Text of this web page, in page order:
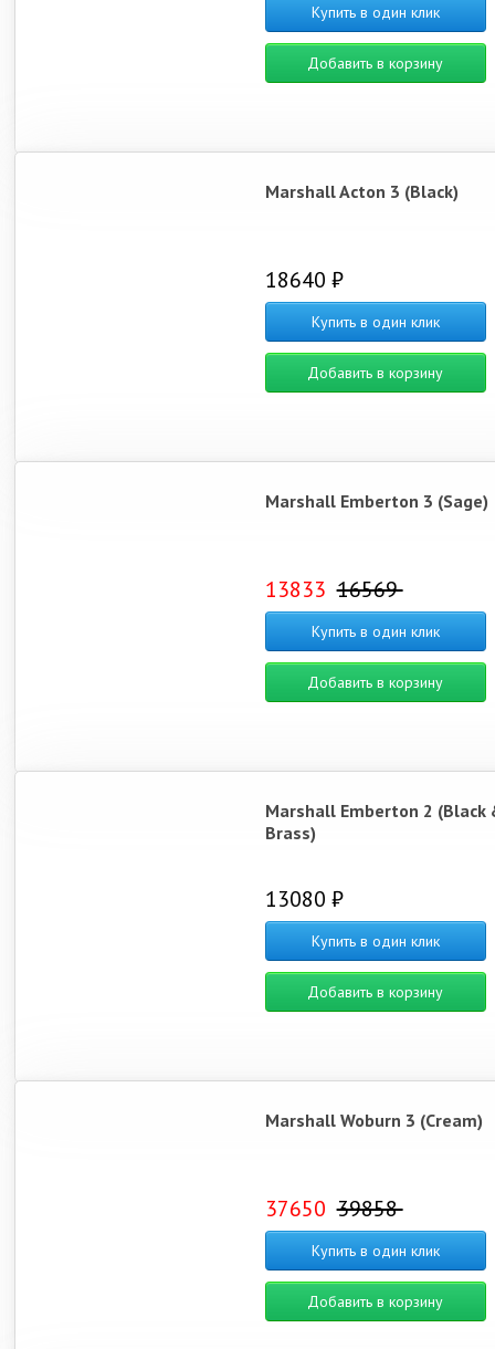
Купить в один клик
Добавить в корзину
Marshall Acton 3 (Black)
18640 ₽
Купить в один клик
Добавить в корзину
Marshall Emberton 3 (Sage)
13833 16569
Купить в один клик
Добавить в корзину
Marshall Emberton 2 (Black
Brass)
13080 ₽
Купить в один клик
Добавить в корзину
Marshall Woburn 3 (Cream)
37650 39858
Купить в один клик
Добавить в корзину